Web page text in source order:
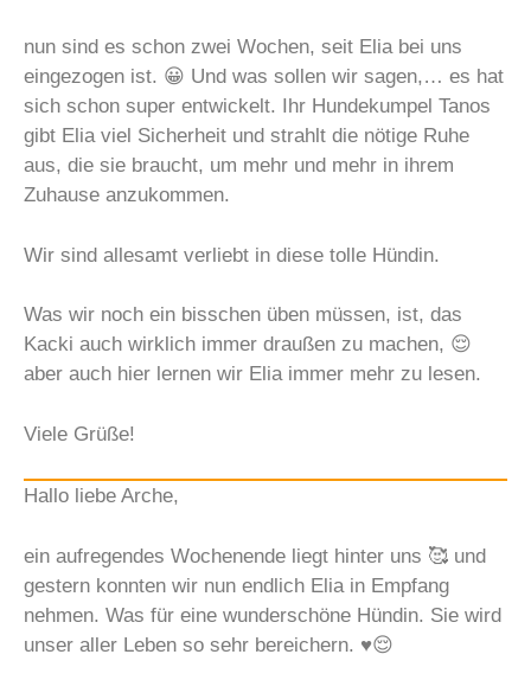
nun sind es schon zwei Wochen, seit Elia bei uns
eingezogen ist. 😀 Und was sollen wir sagen,… es hat
sich schon super entwickelt. Ihr Hundekumpel Tanos
gibt Elia viel Sicherheit und strahlt die nötige Ruhe
aus, die sie braucht, um mehr und mehr in ihrem
Zuhause anzukommen.
Wir sind allesamt verliebt in diese tolle Hündin.
Was wir noch ein bisschen üben müssen, ist, das
Kacki auch wirklich immer draußen zu machen, 😌
aber auch hier lernen wir Elia immer mehr zu lesen.
Viele Grüße!
Hallo liebe Arche,
ein aufregendes Wochenende liegt hinter uns 🥰 und
gestern konnten wir nun endlich Elia in Empfang
nehmen. Was für eine wunderschöne Hündin. Sie wird
unser aller Leben so sehr bereichern. ♥️😌